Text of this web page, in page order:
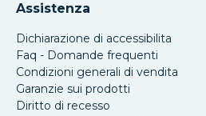
Assistenza
Dichiarazione di accessibilita
Faq - Domande frequenti
Condizioni generali di vendita
Garanzie sui prodotti
Diritto di recesso